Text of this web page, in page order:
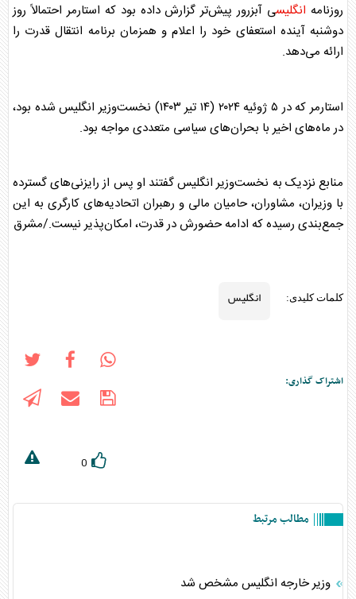
روزنامه انگلیسی آبزرور پیش‌تر گزارش داده بود که استارمر احتمالاً روز
دوشنبه آینده استعفای خود را اعلام و همزمان برنامه‌ انتقال قدرت را
ارائه می‌دهد.
استارمر که در ۵ ژوئیه ۲۰۲۴ (۱۴ تیر ۱۴۰۳) نخست‌وزیر انگلیسشده بود،
در ماه‌های اخیر با بحران‌های سیاسی متعددی مواجه بود.
منابع نزدیک به نخست‌وزیرانگلیسگفتند او پس از رایزنی‌های گسترده
با وزیران، مشاوران، حامیان مالی و رهبران اتحادیه‌های کارگری به این
جمع‌بندی رسیده که ادامه حضورش در قدرت، امکان‌پذیر نیست./مشرق
کلمات کلیدی: انگلیس
اشتراک گذاری:
0
مطالب مرتبط
وزیر خارجه انگلیس مشخص شد